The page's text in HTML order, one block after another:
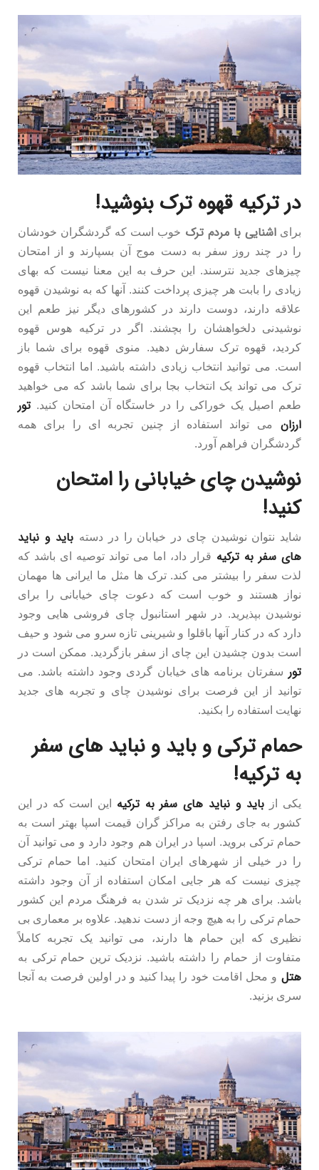
در ترکیه قهوه ترک بنوشید!
برای اشنایی با مردم ترک خوب است که گردشگران خودشان
را در چند روز سفر به دست موج آن بسپارند و از امتحان
چیزهای جدید نترسند. این حرف به این معنا نیست که بهای
زیادی را بابت هر چیزی پرداخت کنند. آنها که به نوشیدن قهوه
علاقه دارند، دوست دارند در کشورهای دیگر نیز طعم این
نوشیدنی دلخواهشان را بچشند. اگر در ترکیه هوس قهوه
کردید، قهوه ترک سفارش دهید. منوی قهوه برای شما باز
است. می توانید انتخاب زیادی داشته باشید. اما انتخاب قهوه
ترک می تواند یک انتخاب بجا برای شما باشد که می خواهید
طعم اصیل یک خوراکی را در خاستگاه آن امتحان کنید. تور
ارزان
می تواند استفاده از چنین تجربه ای را برای همه
گردشگران فراهم آورد.
نوشیدن چای خیابانی را امتحان
کنید!
شاید نتوان نوشیدن چای در خیابان را در دسته باید و نباید
های سفر به ترکیه قرار داد، اما می تواند توصیه ای باشد که
لذت سفر را بیشتر می کند. ترک ها مثل ما ایرانی ها مهمان
نواز هستند و خوب است که دعوت چای خیابانی را برای
نوشیدن بپذیرید. در شهر استانبول چای فروشی هایی وجود
دارد که در کنار آنها باقلوا و شیرینی تازه سرو می شود و حیف
است بدون چشیدن این چای از سفر بازگردید. ممکن است در
تور سفرتان برنامه های خیابان گردی وجود داشته باشد. می
توانید از این فرصت برای نوشیدن چای و تجربه های جدید
نهایت استفاده را بکنید.
حمام ترکی و باید و نباید های سفر
به ترکیه!
یکی از باید و نباید های سفر به ترکیه این است که در این
کشور به جای رفتن به مراکز گران قیمت اسپا بهتر است به
حمام ترکی بروید. اسپا در ایران هم وجود دارد و می توانید آن
را در خیلی از شهرهای ایران امتحان کنید. اما حمام ترکی
چیزی نیست که هر جایی امکان استفاده از آن وجود داشته
باشد. برای هر چه نزدیک تر شدن به فرهنگ مردم این کشور
حمام ترکی را به هیچ وجه از دست ندهید. علاوه بر معماری بی
نظیری که این حمام ها دارند، می توانید یک تجربه کاملاً
متفاوت از حمام را داشته باشید. نزدیک ترین حمام ترکی به
هتل و محل اقامت خود را پیدا کنید و در اولین فرصت به آنجا
سری بزنید.